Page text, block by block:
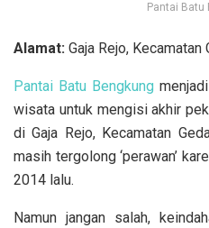
Pantai Batu
Alamat: Gaja Rejo,
Pantai Batu Bengkung
wisata untuk mengisi akhir
di Gaja Rejo, Kecamatan
masih tergolong ‘perawan’
2014 lalu.
Namun jangan salah,